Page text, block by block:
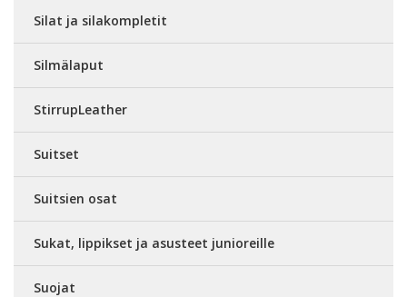
Silat ja silakompletit
Silmälaput
StirrupLeather
Suitset
Suitsien osat
Sukat, lippikset ja asusteet junioreille
Suojat